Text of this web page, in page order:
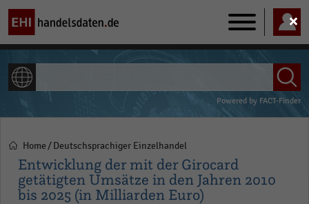
Main
navigation
Powered by FACT-Finder
Pfadnavigation
Home Deutschsprachiger Einzelhandel
Entwicklung der mit der Girocard
getätigten Umsätze in den Jahren 2010
bis 2025 (in Milliarden Euro)